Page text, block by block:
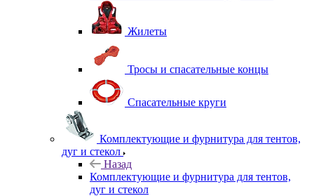
Жилеты
Тросы и спасательные концы
Спасательные круги
Комплектующие и фурнитура для тентов,
дуг и стекол
Назад
Комплектующие и фурнитура для тентов,
дуг и стекол